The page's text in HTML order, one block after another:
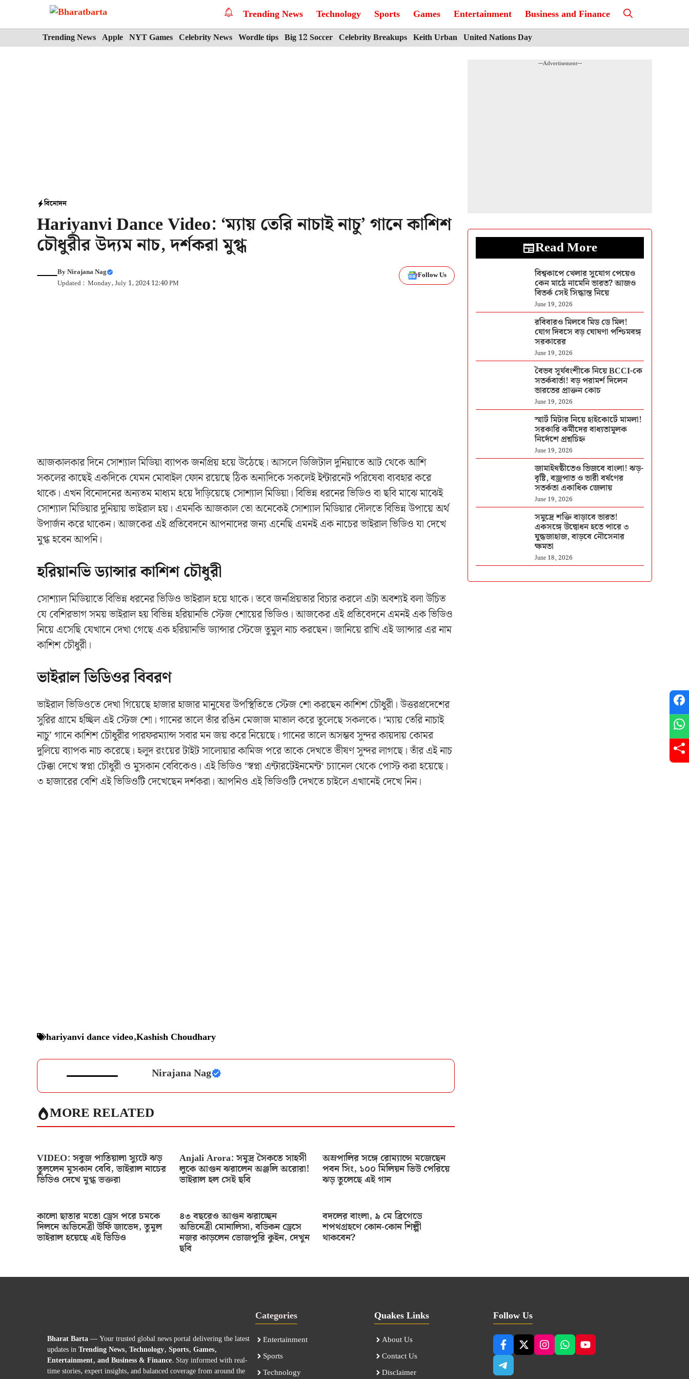
Trending News Technology Sports Games Entertainment Business and Finance
Trending News Apple NYT Games Celebrity News Wordle tips Big 12 Soccer Celebrity Breakups Keith Urban United Nations Day
বিনোদন
Hariyanvi Dance Video: ‘ম্যায় তেরি নাচাই নাচু’ গানে কাশিশ
চৌধুরীর উদ্যম নাচ, দর্শকরা মুগ্ধ
ByNirajana Nag
Updated : Monday, July 1, 2024 12:40 PM
Follow Us
আজকালকার দিনে সোশ্যাল মিডিয়া ব্যাপক জনপ্রিয় হয়ে উঠেছে। আসলে ডিজিটাল দুনিয়াতে আট থেকে আশি
সকলের কাছেই একদিকে যেমন মোবাইল ফোন রয়েছে ঠিক অন্যদিকে সকলেই ইন্টারনেট পরিষেবা ব্যবহার করে
থাকে। এখন বিনোদনের অন্যতম মাধ্যম হয়ে দাঁড়িয়েছে সোশ্যাল মিডিয়া। বিভিন্ন ধরনের ভিডিও বা ছবি মাঝে মাঝেই
সোশ্যাল মিডিয়ার দুনিয়ায় ভাইরাল হয়। এমনকি আজকাল তো অনেকেই সোশ্যাল মিডিয়ার দৌলতে বিভিন্ন উপায়ে অর্থ
উপার্জন করে থাকেন। আজকের এই প্রতিবেদনে আপনাদের জন্য এনেছি এমনই এক নাচের ভাইরাল ভিডিও যা দেখে
মুগ্ধ হবেন আপনি।
হরিয়ানভি ড্যান্সার কাশিশ চৌধুরী
সোশ্যাল মিডিয়াতে বিভিন্ন ধরনের ভিডিও ভাইরাল হয়ে থাকে। তবে জনপ্রিয়তার বিচার করলে এটা অবশ্যই বলা উচিত
যে বেশিরভাগ সময় ভাইরাল হয় বিভিন্ন হরিয়ানভি স্টেজ শোয়ের ভিডিও। আজকের এই প্রতিবেদনে এমনই এক ভিডিও
নিয়ে এসেছি যেখানে দেখা গেছে এক হরিয়ানভি ড্যান্সার স্টেজে তুমুল নাচ করছেন। জানিয়ে রাখি এই ড্যান্সার এর নাম
কাশিশ চৌধুরী।
ভাইরাল ভিডিওর বিবরণ
ভাইরাল ভিডিওতে দেখা গিয়েছে হাজার হাজার মানুষের উপস্থিতিতে স্টেজ শো করছেন কাশিশ চৌধুরী। উত্তরপ্রদেশের
সুরির গ্রামে হচ্ছিল এই স্টেজ শো। গানের তালে তাঁর রঙিন মেজাজ মাতাল করে তুলেছে সকলকে। ‘ম্যায় তেরি নাচাই
নাচু’ গানে কাশিশ চৌধুরীর পারফরম্যান্স সবার মন জয় করে নিয়েছে। গানের তালে অসম্ভব সুন্দর কায়দায় কোমর
দুলিয়ে ব্যাপক নাচ করেছে। হলুদ রংয়ের টাইট সালোয়ার কামিজ পরে তাকে দেখতে ভীষণ সুন্দর লাগছে। তাঁর এই নাচ
টেক্কা দেখে স্বপ্না চৌধুরী ও মুসকান বেবিকেও। এই ভিডিও ‘স্বপ্না এন্টারটেইনমেন্ট‘ চ্যানেল থেকে পোস্ট করা হয়েছে।
৩ হাজারের বেশি এই ভিডিওটি দেখেছেন দর্শকরা। আপনিও এই ভিডিওটি দেখতে চাইলে এখানেই দেখে নিন।
hariyanvi dance video,Kashish Choudhary
Nirajana Nag
MORE RELATED
VIDEO: সবুজ পাতিয়ালা স্যুটে ঝড়
তুললেন মুসকান বেবি, ভাইরাল নাচের
ভিডিও দেখে মুগ্ধ ভক্তরা
Anjali Arora: সমুদ্র সৈকতে সাহসী
লুকে আগুন ঝরালেন অঞ্জলি অরোরা!
ভাইরাল হল সেই ছবি
অম্রপালির সঙ্গে রোম্যান্সে মজেছেন
পবন সিং, ১০০ মিলিয়ন ভিউ পেরিয়ে
ঝড় তুলেছে এই গান
কালো ছাতার মতো ড্রেস পরে চমকে
দিলনে অভিনেত্রী উর্ফি জাভেদ, তুমুল
ভাইরাল হয়েছে এই ভিডিও
৪৩ বছরেও আগুন ঝরাচ্ছেন
অভিনেত্রী মোনালিসা, বডিকন ড্রেসে
নজর কাড়লেন ভোজপুরি কুইন, দেখুন
ছবি
বদলের বাংলা, ৯ মে ব্রিগেডে
শপথগ্রহণে কোন-কোন শিল্পী
থাকবেন?
---Advertisement---
Read More
বিশ্বকাপে খেলার সুযোগ পেয়েও
কেন মাঠে নামেনি ভারত? আজও
বিতর্ক সেই সিদ্ধান্ত নিয়ে
June 19, 2026
রবিবারও মিলবে মিড ডে মিল!
যোগ দিবসে বড় ঘোষণা পশ্চিমবঙ্গ
সরকারের
June 19, 2026
বৈভব সূর্যবংশীকে নিয়ে BCCI-কে
সতর্কবার্তা! বড় পরামর্শ দিলেন
ভারতের প্রাক্তন কোচ
June 19, 2026
স্মার্ট মিটার নিয়ে হাইকোর্টে মামলা!
সরকারি কর্মীদের বাধ্যতামূলক
নির্দেশে প্রশ্নচিহ্ন
June 19, 2026
জামাইষষ্ঠীতেও ভিজবে বাংলা! ঝড়-
বৃষ্টি, বজ্রপাত ও ভারী বর্ষণের
সতর্কতা একাধিক জেলায়
June 19, 2026
সমুদ্রে শক্তি বাড়াবে ভারত!
একসঙ্গে উদ্বোধন হতে পারে ৩
যুদ্ধজাহাজ, বাড়বে নৌসেনার
ক্ষমতা
June 18, 2026
Bharat Barta— Your trusted global news portal delivering the latest
updates inTrending News, Technology, Sports, Games,
Entertainment, and Business & Finance. Stay informed with real-
time stories, expert insights, and balanced coverage from around the
Categories
Entertainment
Sports
Technology
Quakes Links
About Us
Contact Us
Disclaimer
Follow Us